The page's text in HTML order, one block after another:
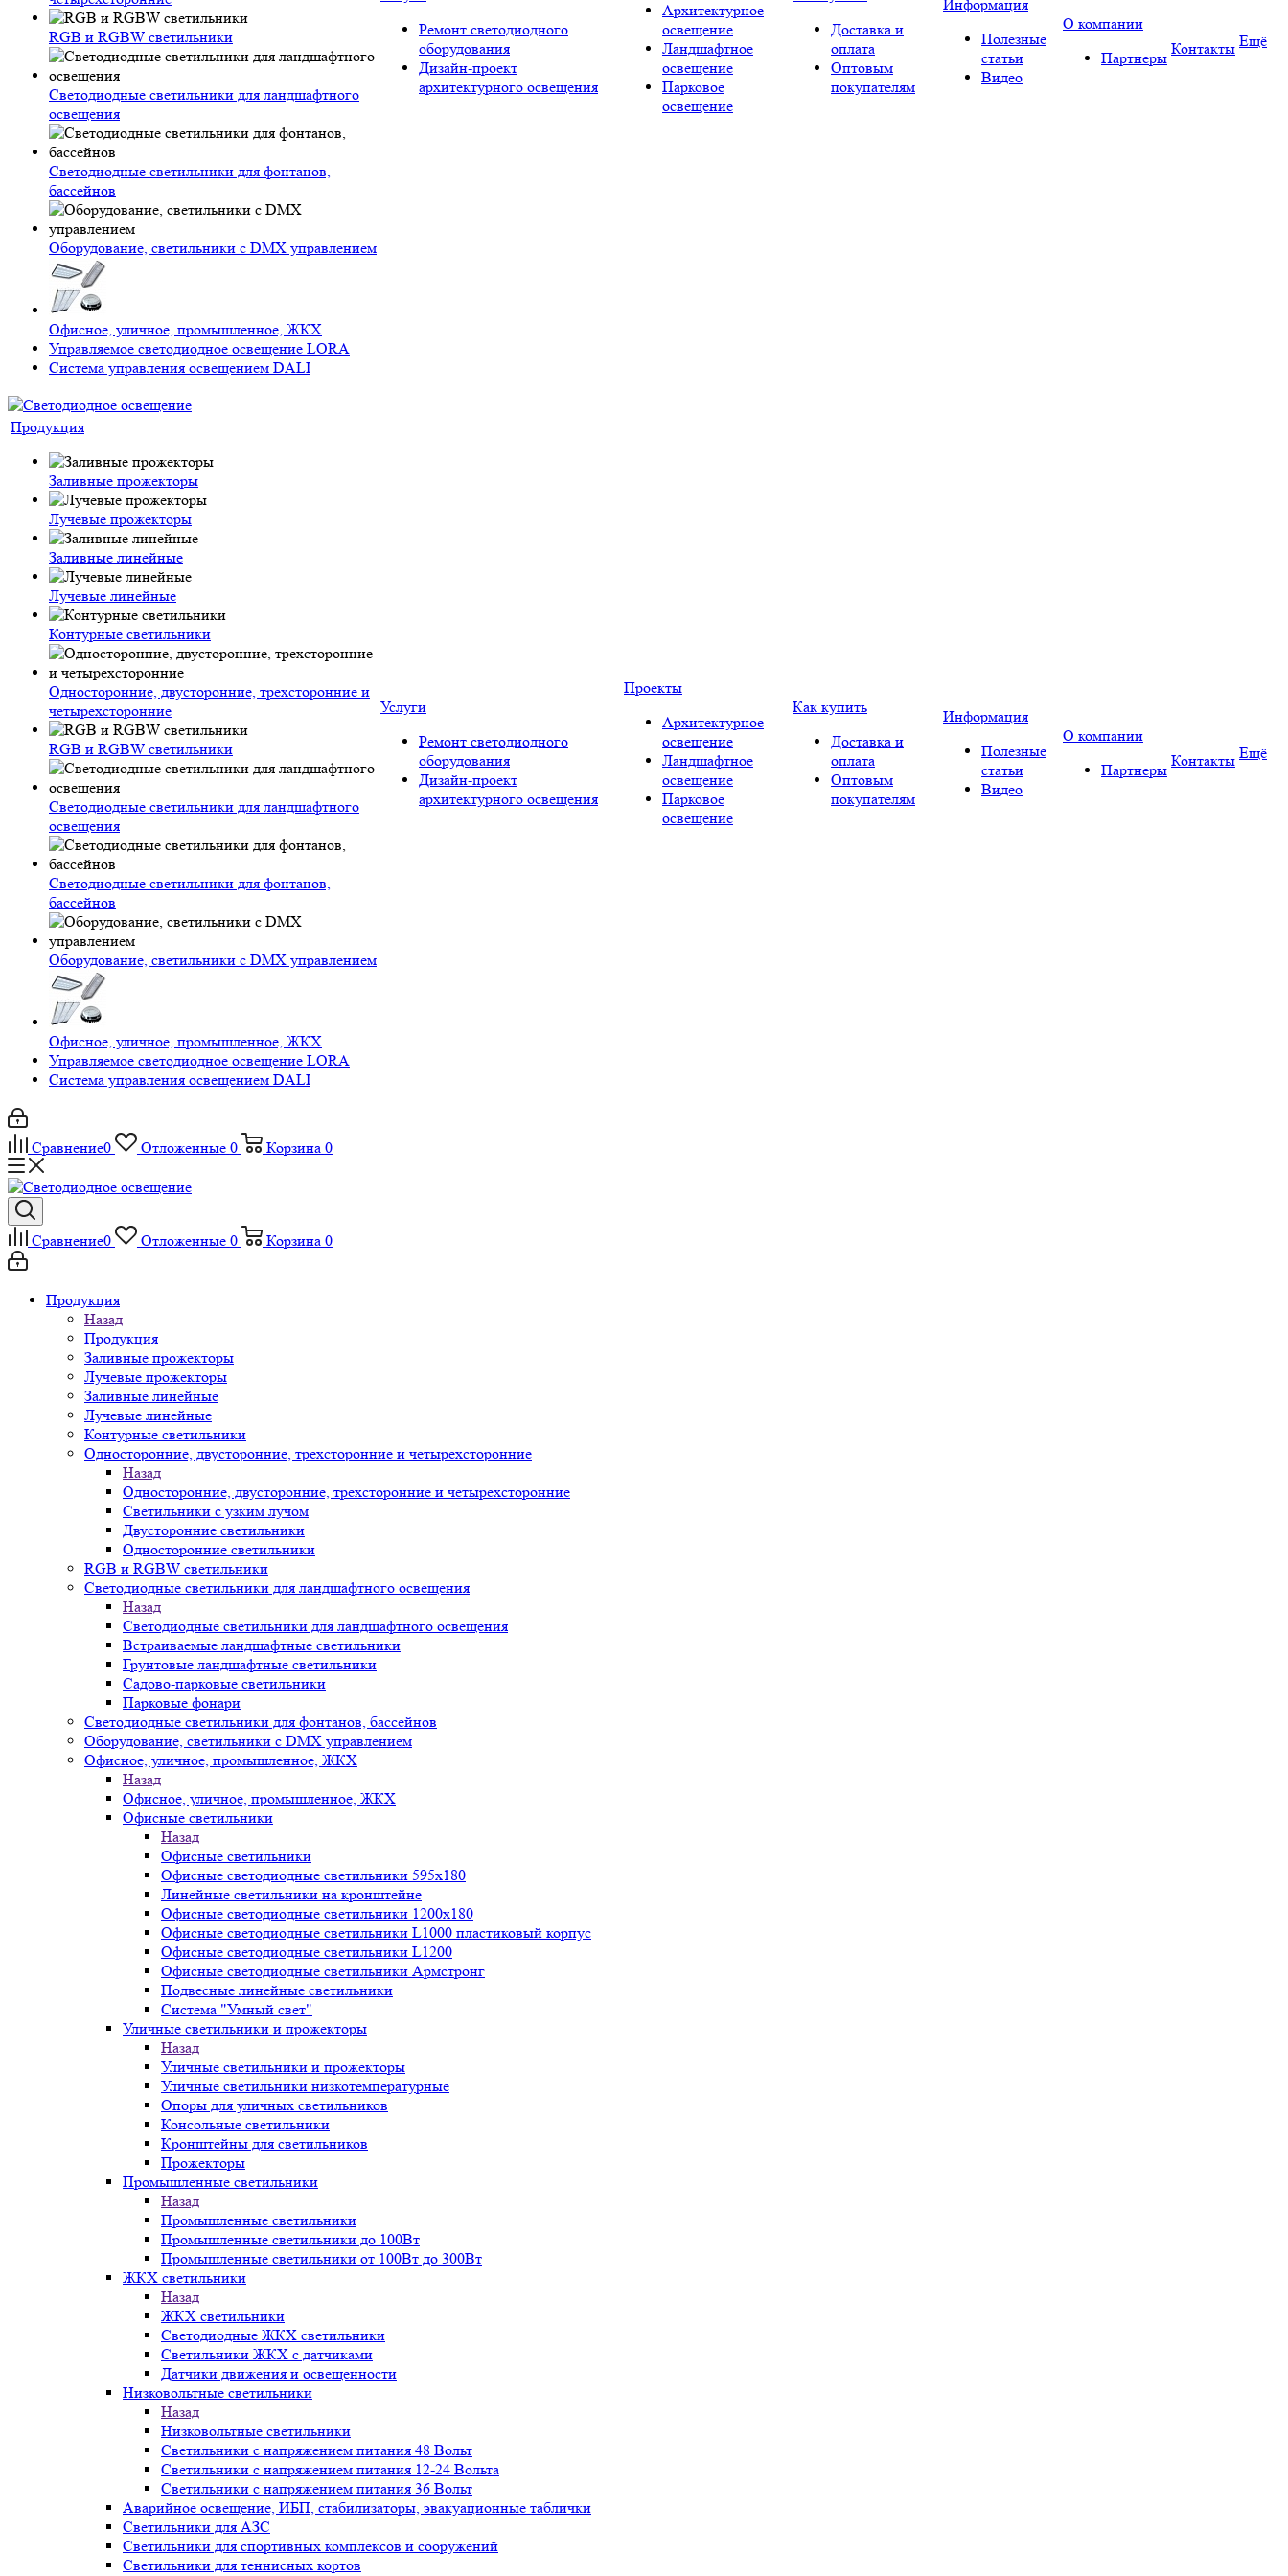
RGB и RGBW светильники
Светодиодные светильники для ландшафтного
освещения
Светодиодные светильники для фонтанов,
бассейнов
Оборудование, светильники с DMX управлением
Офисное, уличное, промышленное, ЖКХ
Управляемое светодиодное освещение LORA
Система управления освещением DALI
Ремонт светодиодного
оборудования
Дизайн-проект
архитектурного освещения
Архитектурное
освещение
Ландшафтное
освещение
Парковое
освещение
Доставка и
оплата
Оптовым
покупателям
Информация
Полезные
статьи
Видео
О компании
Партнеры
Контакты Ещё
Продукция
Заливные прожекторы
Лучевые прожекторы
Заливные линейные
Лучевые линейные
Контурные светильники
Односторонние, двусторонние, трехсторонние и
четырехсторонние
RGB и RGBW светильники
Светодиодные светильники для ландшафтного
освещения
Светодиодные светильники для фонтанов,
бассейнов
Оборудование, светильники с DMX управлением
Офисное, уличное, промышленное, ЖКХ
Управляемое светодиодное освещение LORA
Система управления освещением DALI
Услуги
Ремонт светодиодного
оборудования
Дизайн-проект
архитектурного освещения
Проекты
Архитектурное
освещение
Ландшафтное
освещение
Парковое
освещение
Как купить
Доставка и
оплата
Оптовым
покупателям
Информация
Полезные
статьи
Видео
О компании
Партнеры
Контакты Ещё
Сравнение0 Отложенные 0 Корзина 0
Сравнение0 Отложенные 0 Корзина 0
Продукция
Назад
Продукция
Заливные прожекторы
Лучевые прожекторы
Заливные линейные
Лучевые линейные
Контурные светильники
Односторонние, двусторонние, трехсторонние и четырехсторонние
Назад
Односторонние, двусторонние, трехсторонние и четырехсторонние
Светильники с узким лучом
Двусторонние светильники
Односторонние светильники
RGB и RGBW светильники
Светодиодные светильники для ландшафтного освещения
Назад
Светодиодные светильники для ландшафтного освещения
Встраиваемые ландшафтные светильники
Грунтовые ландшафтные светильники
Садово-парковые светильники
Парковые фонари
Светодиодные светильники для фонтанов, бассейнов
Оборудование, светильники с DMX управлением
Офисное, уличное, промышленное, ЖКХ
Назад
Офисное, уличное, промышленное, ЖКХ
Офисные светильники
Назад
Офисные светильники
Офисные светодиодные светильники 595х180
Линейные светильники на кронштейне
Офисные светодиодные светильники 1200x180
Офисные светодиодные светильники L1000 пластиковый корпус
Офисные светодиодные светильники L1200
Офисные светодиодные светильники Армстронг
Подвесные линейные светильники
Система "Умный свет"
Уличные светильники и прожекторы
Назад
Уличные светильники и прожекторы
Уличные светильники низкотемпературные
Опоры для уличных светильников
Консольные светильники
Кронштейны для светильников
Прожекторы
Промышленные светильники
Назад
Промышленные светильники
Промышленные светильники до 100Вт
Промышленные светильники от 100Вт до 300Вт
ЖКХ светильники
Назад
ЖКХ светильники
Светодиодные ЖКХ светильники
Светильники ЖКХ с датчиками
Датчики движения и освещенности
Низковольтные светильники
Назад
Низковольтные светильники
Светильники с напряжением питания 48 Вольт
Светильники с напряжением питания 12-24 Вольта
Светильники с напряжением питания 36 Вольт
Аварийное освещение, ИБП, стабилизаторы, эвакуационные таблички
Светильники для АЗС
Светильники для спортивных комплексов и сооружений
Светильники для теннисных кортов